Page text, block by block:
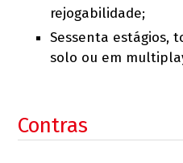
rejogabilidade;
Sessenta estágios,
solo ou em
Contras